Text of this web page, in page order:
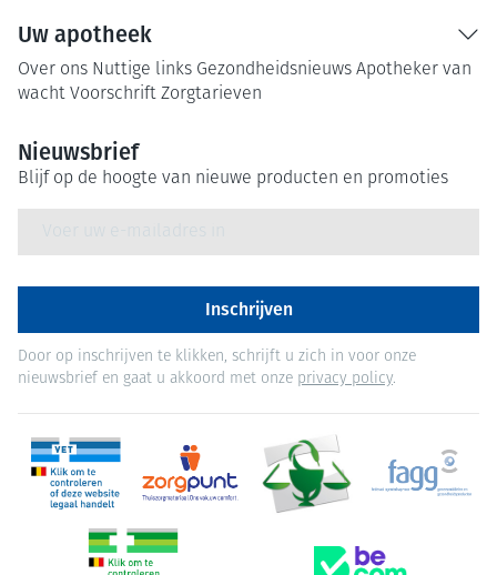
Uw apotheek
Over ons Nuttige links Gezondheidsnieuws Apotheker van
wacht Voorschrift Zorgtarieven
Nieuwsbrief
Blijf op de hoogte van nieuwe producten en promoties
Inschrijven
Door op inschrijven te klikken, schrijft u zich in voor onze
nieuwsbrief en gaat u akkoord met onze privacy policy.